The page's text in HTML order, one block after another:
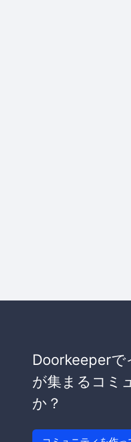
Doorkeeperで
が集まるコミ
か？